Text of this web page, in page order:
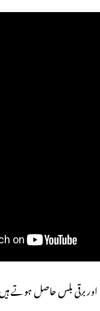
برقی بلس حاصل ہوتے